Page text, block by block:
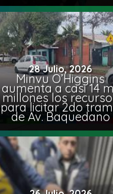
28 Julio, 2026
Minvu O’Higgins
aumenta a casi 14
millones los
para licitar 2do
de Av. Baquedano